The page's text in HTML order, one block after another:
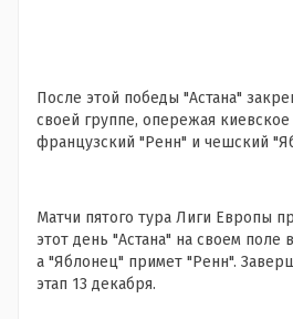
После этой победы "Астана"
своей группе, опережая киевское
французский "Ренн" и чешский
Матчи пятого тура Лиги Европы
этот день "Астана" на своем поле
а "Яблонец" примет "Ренн".
этап 13 декабря.